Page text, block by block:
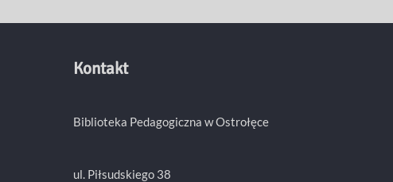
Kontakt
Biblioteka Pedagogiczna w Ostrołęce
ul. Piłsudskiego 38